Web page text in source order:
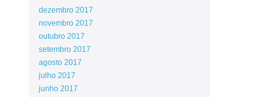
dezembro 2017
novembro 2017
outubro 2017
setembro 2017
agosto 2017
julho 2017
junho 2017